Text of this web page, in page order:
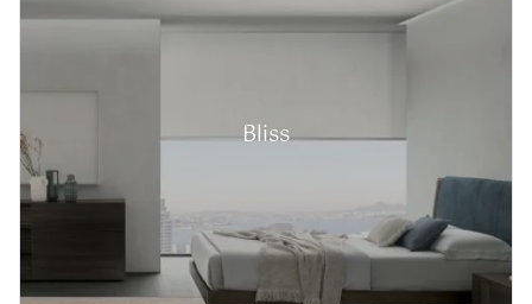
Bliss